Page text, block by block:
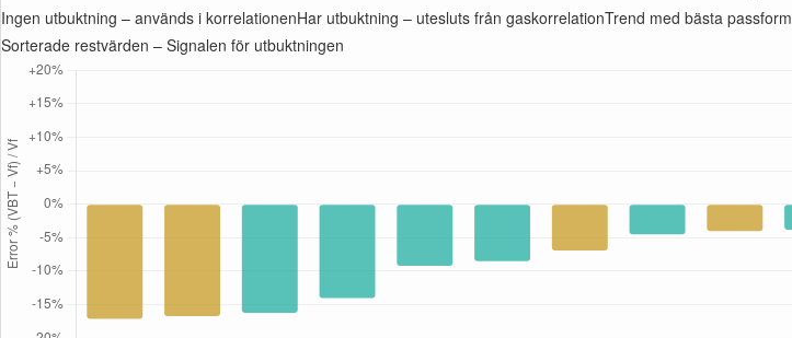
Ingen utbuktning – används i korrelationenHar utbuktning – utesluts från gaskorrelationTrend med bästa passform
Sorterade restvärden – Signalen för utbuktningen